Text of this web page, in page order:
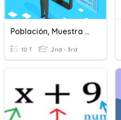
Población, Muestra Y Variable
10 T 2nd - 3rd